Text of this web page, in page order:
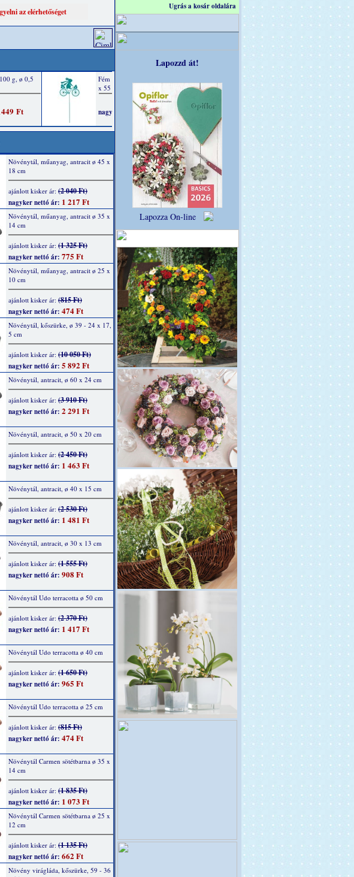
Növénytál, műanyag, antracit ø 45 x
18 cm
ajánlott kisker ár: (2 040 Ft)
nagyker nettó ár: 1 217 Ft
Növénytál, műanyag, antracit ø 35 x
14 cm
ajánlott kisker ár: (1 325 Ft)
nagyker nettó ár: 775 Ft
Növénytál, műanyag, antracit ø 25 x
10 cm
ajánlott kisker ár: (815 Ft)
nagyker nettó ár: 474 Ft
Növénytál, kőszürke, ø 39 - 24 x 17,
5 cm
ajánlott kisker ár: (10 050 Ft)
nagyker nettó ár: 5 892 Ft
Növénytál, antracit, ø 60 x 24 cm
ajánlott kisker ár: (3 910 Ft)
nagyker nettó ár: 2 291 Ft
Növénytál, antracit, ø 50 x 20 cm
ajánlott kisker ár: (2 450 Ft)
nagyker nettó ár: 1 463 Ft
Növénytál, antracit, ø 40 x 15 cm
ajánlott kisker ár: (2 530 Ft)
nagyker nettó ár: 1 481 Ft
Növénytál, antracit, ø 30 x 13 cm
ajánlott kisker ár: (1 555 Ft)
nagyker nettó ár: 908 Ft
Növénytál Udo terracotta ø 50 cm
ajánlott kisker ár: (2 370 Ft)
nagyker nettó ár: 1 417 Ft
Növénytál Udo terracotta ø 40 cm
ajánlott kisker ár: (1 650 Ft)
nagyker nettó ár: 965 Ft
Növénytál Udo terracotta ø 25 cm
ajánlott kisker ár: (815 Ft)
nagyker nettó ár: 474 Ft
Növénytál Carmen sötétbarna ø 35 x
14 cm
ajánlott kisker ár: (1 835 Ft)
nagyker nettó ár: 1 073 Ft
Növénytál Carmen sötétbarna ø 25 x
12 cm
ajánlott kisker ár: (1 135 Ft)
nagyker nettó ár: 662 Ft
Növény virágláda, kőszürke, 59 - 36
Ugrás a kosár oldalára
Lapozzd át!
Lapozza On-line